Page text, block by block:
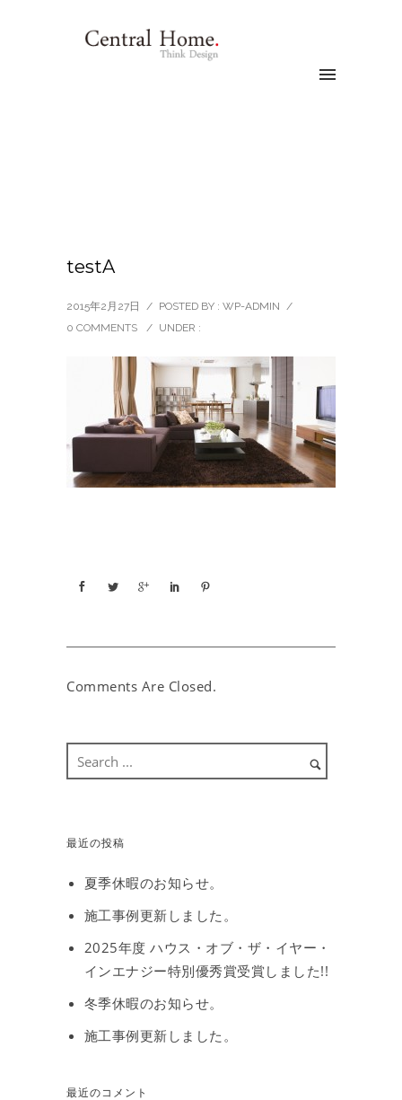
testA
2015年2月27日 / POSTED BY : WP-ADMIN /
0 COMMENTS
/ UNDER :
Comments Are Closed.
最近の投稿
夏季休暇のお知らせ。
施工事例更新しました。
2025年度 ハウス・オブ・ザ・イヤー・
インエナジー特別優秀賞受賞しました!!
冬季休暇のお知らせ。
施工事例更新しました。
最近のコメント